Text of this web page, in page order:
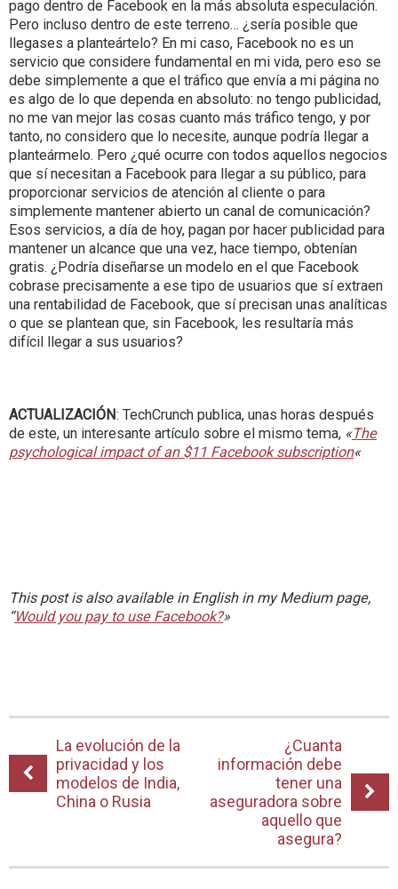
pago dentro de Facebook en la más absoluta especulación.
Pero incluso dentro de este terreno… ¿sería posible que
llegases a planteártelo? En mi caso, Facebook no es un
servicio que considere fundamental en mi vida, pero eso se
debe simplemente a que el tráfico que envía a mi página no
es algo de lo que dependa en absoluto: no tengo publicidad,
no me van mejor las cosas cuanto más tráfico tengo, y por
tanto, no considero que lo necesite, aunque podría llegar a
planteármelo. Pero ¿qué ocurre con todos aquellos negocios
que sí necesitan a Facebook para llegar a su público, para
proporcionar servicios de atención al cliente o para
simplemente mantener abierto un canal de comunicación?
Esos servicios, a día de hoy, pagan por hacer publicidad para
mantener un alcance que una vez, hace tiempo, obtenían
gratis. ¿Podría diseñarse un modelo en el que Facebook
cobrase precisamente a ese tipo de usuarios que sí extraen
una rentabilidad de Facebook, que sí precisan unas analíticas
o que se plantean que, sin Facebook, les resultaría más
difícil llegar a sus usuarios?
ACTUALIZACIÓN: TechCrunch publica, unas horas después
de este, un interesante artículo sobre el mismo tema, «The
psychological impact of an $11 Facebook subscription«
This post is also available in English in my Medium page,
“Would you pay to use Facebook?»
La evolución de la
privacidad y los
modelos de India,
China o Rusia
¿Cuanta
información debe
tener una
aseguradora sobre
aquello que
asegura?